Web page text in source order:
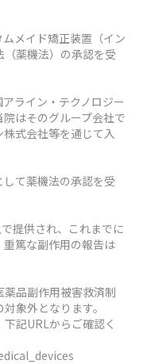
メイド矯正装置（イン
薬機法）の承認を受
ライン・テクノロジー
はそのグループ会社で
式会社等を通じて入
て薬機法の承認を受
提供され、これまでに
篤な副作用の報告は
品副作用被害救済制
象外となります。
記URLからご確認く